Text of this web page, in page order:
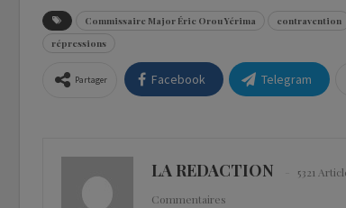
Commissaire Major Éric Orou Yérima contravention
répressions
Partager Facebook Telegram
LA REDACTION 5321
Commentaires